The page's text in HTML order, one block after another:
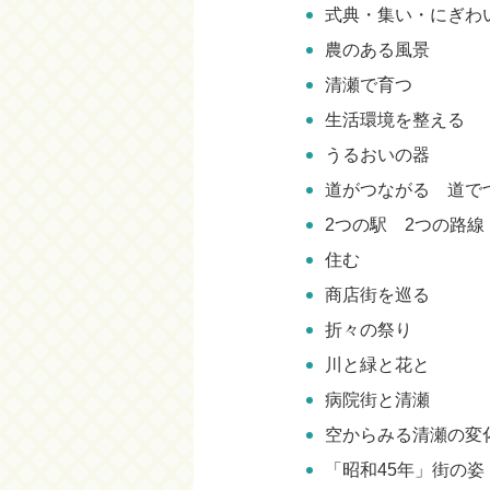
式典・集い・にぎわ
農のある風景
清瀬で育つ
生活環境を整える
うるおいの器
道がつながる 道で
2つの駅 2つの路線
住む
商店街を巡る
折々の祭り
川と緑と花と
病院街と清瀬
空からみる清瀬の変
「昭和45年」街の姿